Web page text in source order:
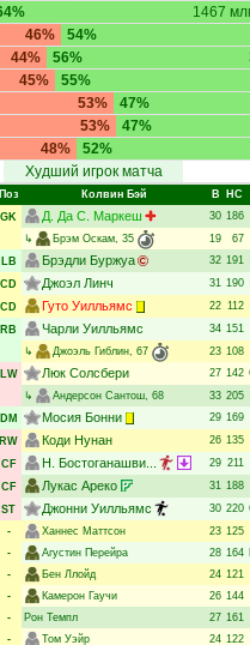
1467
46%
54%
44%
56%
45%
55%
53%
47%
53%
47%
48%
52%
Худший игрок матча
Поз Колвин Бэй В НC
GK
Д. Да С. Маркеш 30 186
↳
Брэм Оскам, 35 19 67
LB
Брэдли Буржуа 32 191
CD
Джоэл Линч 31 190
CD
Гуто Уилльямс 22 112
RB
Чарли Уилльямс 34 151
↳
Джоэль Гиблин, 67 23 108
LW
Люк Солсбери 27 142
↳
Андерсон Сантош, 68 33 205
DM
Мосия Бонни 29 169
RW
Коди Нунан 26 135
CF
Н. Бостоганашви... 29 211
CF
Лукас Ареко 31 188
ST
Джонни Уилльямс 30 220
-
Ханнес Маттсон 23 125
-
Агустин Перейра 28 164
-
Бен Ллойд 24 121
-
Камерон Гаучи 26 144
-
Рон Темпл 27 161
-
Том Уэйр 24 122